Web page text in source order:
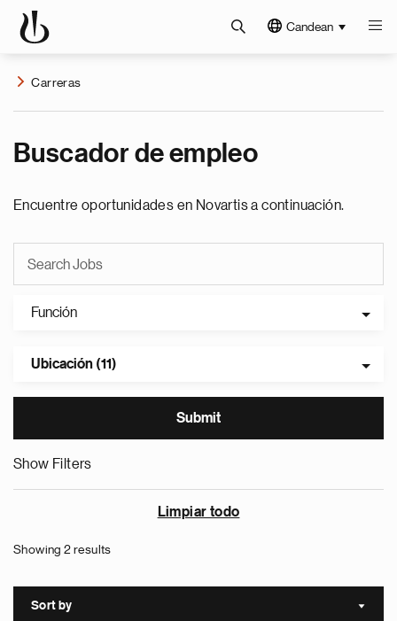
Candean
Carreras
Buscador de empleo
Encuentre oportunidades en Novartis a continuación.
Función
Ubicación (11)
Show Filters
Limpiar todo
Showing 2 results
Sort by Sort